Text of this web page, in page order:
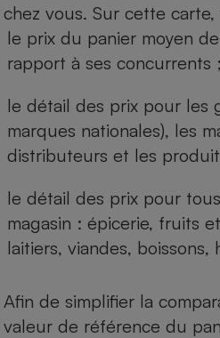
chez vous. Sur cette
le prix du panier moyen
rapport à ses concurrents ;
le détail des prix pour les
marques nationales), les
distributeurs et les
le détail des prix pour
magasin : épicerie, fruits
laitiers, viandes, boissons,
Afin de simplifier la
valeur de référence du